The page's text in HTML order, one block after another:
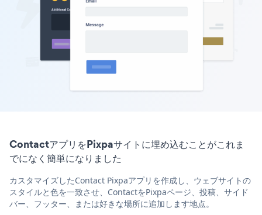
ContactアプリをPixpaサイトに埋め込むことがこれま
でになく簡単になりました
カスタマイズしたContact Pixpaアプリを作成し、ウェブサイトの
スタイルと色を一致させ、ContactをPixpaページ、投稿、サイド
バー、フッター、または好きな場所に追加します地点。